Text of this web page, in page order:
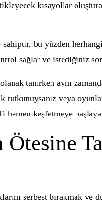
kısayollar
sahiptir, bu yüzden
sağlar ve istediğiniz
tanırken aynı
veya
hemen keşfetmeye
Ötesine
serbest bırakmak ve